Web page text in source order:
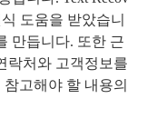
도움을 받았습니
만듭니다. 또한 근
락처와 고객정보를
고해야 할 내용의